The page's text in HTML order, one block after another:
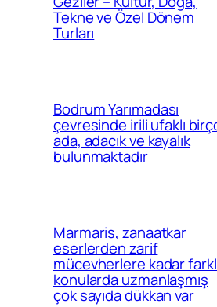
Tekne ve Özel Dönem
Turları
Bodrum Yarımadası
çevresinde irili ufaklı
ada, adacık ve kayalık
bulunmaktadır
Marmaris, zanaatkar
eserlerden zarif
mücevherlere kadar
konularda uzmanlaşmış
çok sayıda dükkan var